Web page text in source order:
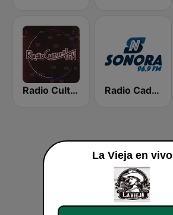
Radio Cultural TGN Radio Cadena Sonora
La Vieja en vivo